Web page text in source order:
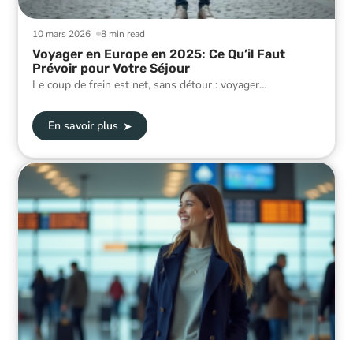
8 min read
10 mars 2026
Voyager en Europe en 2025: Ce Qu’il Faut
Prévoir pour Votre Séjour
Le coup de frein est net, sans détour : voyager…
En savoir plus